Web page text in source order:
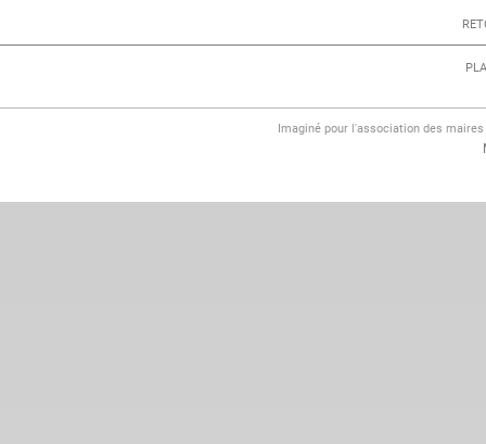
Imaginé pour l'association des